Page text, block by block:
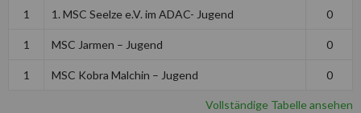
1 1. MSC Seelze e.V. im ADAC- Jugend 0
1 MSC Jarmen – Jugend 0
1 MSC Kobra Malchin – Jugend 0
Vollständige Tabelle ansehen